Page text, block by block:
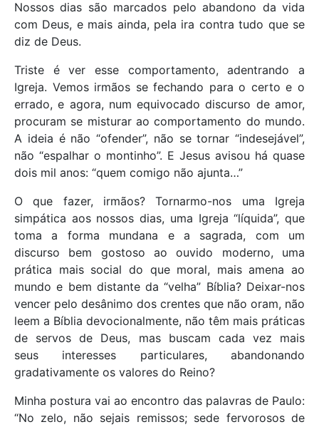
Nossos dias são marcados pelo abandono da vida
com Deus, e mais ainda, pela ira contra tudo que se
diz de Deus.
Triste é ver esse comportamento, adentrando a
Igreja. Vemos irmãos se fechando para o certo e o
errado, e agora, num equivocado discurso de amor,
procuram se misturar ao comportamento do mundo.
A ideia é não “ofender”, não se tornar “indesejável”,
não “espalhar o montinho”. E Jesus avisou há quase
dois mil anos: “quem comigo não ajunta…”
O que fazer, irmãos? Tornarmo-nos uma Igreja
simpática aos nossos dias, uma Igreja “líquida”, que
toma a forma mundana e a sagrada, com um
discurso bem gostoso ao ouvido moderno, uma
prática mais social do que moral, mais amena ao
mundo e bem distante da “velha” Bíblia? Deixar-nos
vencer pelo desânimo dos crentes que não oram, não
leem a Bíblia devocionalmente, não têm mais práticas
de servos de Deus, mas buscam cada vez mais
seus interesses particulares, abandonando
gradativamente os valores do Reino?
Minha postura vai ao encontro das palavras de Paulo:
“No zelo, não sejais remissos; sede fervorosos de